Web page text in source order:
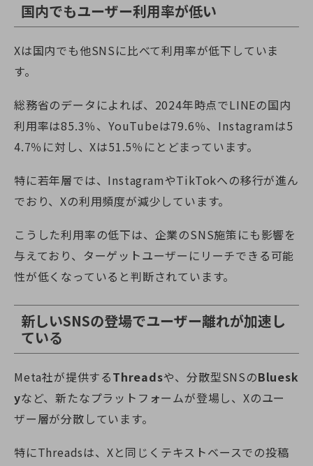
国内でもユーザー利用率が低い
Xは国内でも他SNSに比べて利用率が低下していま
す。
総務省のデータによれば、2024年時点でLINEの国内
利用率は85.3％、YouTubeは79.6％、Instagramは5
4.7％に対し、Xは51.5％にとどまっています。
特に若年層では、InstagramやTikTokへの移行が進ん
でおり、Xの利用頻度が減少しています。
こうした利用率の低下は、企業のSNS施策にも影響を
与えており、ターゲットユーザーにリーチできる可能
性が低くなっていると判断されています。
新しいSNSの登場でユーザー離れが加速し
ている
Meta社が提供するThreadsや、分散型SNSのBluesk
yなど、新たなプラットフォームが登場し、Xのユー
ザー層が分散しています。
特にThreadsは、Xと同じくテキストベースでの投稿